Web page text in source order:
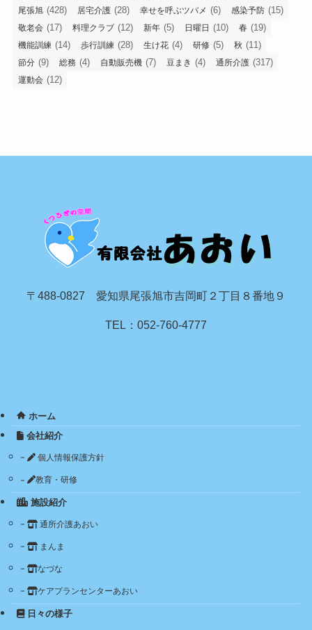
尾張旭 (428) 居宅介護 (28) 幸せを呼ぶツバメ (6) 感染予防 (15)
敬老会 (17) 料理クラブ (12) 新年 (5) 日曜日 (10) 春 (19)
機能訓練 (14) 歩行訓練 (28) 生け花 (4) 研修 (5) 秋 (11)
節分 (9) 総務 (4) 自動販売機 (7) 豆まき (4) 通所介護 (317)
運動会 (12)
〒488-0827 愛知県尾張旭市吉岡町２丁目８番地９
TEL：052-760-4777
ホーム
会社紹介
個人情報保護方針
教育・研修
施設紹介
通所介護あおい
まんま
なづな
ケアプランセンターあおい
日々の様子